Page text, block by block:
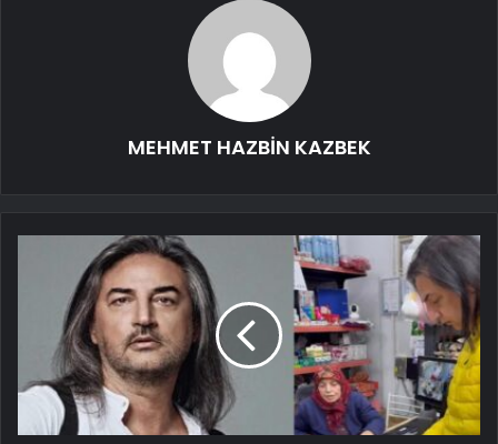
MEHMET HAZBİN KAZBEK